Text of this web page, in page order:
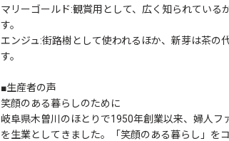
マリーゴールド:観賞用として、広く知られている
す。
エンジュ:街路樹として使われるほか、新芽は茶の
す。
■生産者の声
笑顔のある暮らしのために
岐阜県木曽川のほとりで1950年創業以来、婦人
を生業としてきました。「笑顔のある暮らし」を